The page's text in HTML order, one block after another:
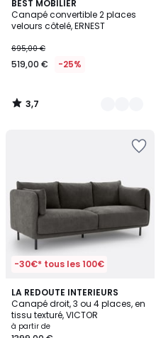
BEST MOBILIER
Canapé convertible 2 places
velours côtelé, ERNEST
695,00 €
519,00 € -25%
3,7
/ 5
6
Couleurs
3,7
/
-30€* tous les 100€
LA REDOUTE INTERIEURS
Canapé droit, 3 ou 4 places, en
tissu texturé, VICTOR
à partir de
4,1
/ 5
5
Couleurs